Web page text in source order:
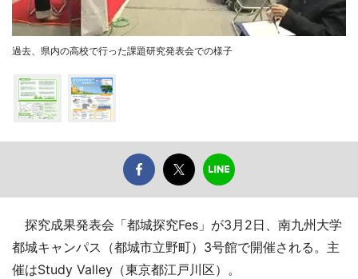
過去、県内の高校で行った課題研究発表会での様子
探究成果発表会「都城探究Fes」が3月2日、南九州大学
都城キャンパス（都城市立野町）3号館で開催される。主
催はStudy Valley（東京都江戸川区）。